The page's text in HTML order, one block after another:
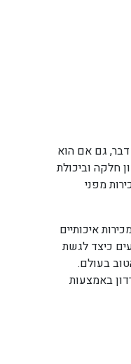
דבר, גם אם הוא
חלקה וביכולת
מפני
איכותיים
כיצד לגשת
בעולם.
באמצעות